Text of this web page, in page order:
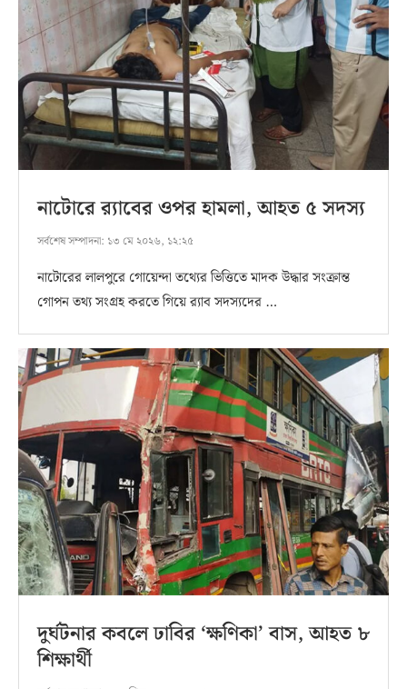
নাটোরে র‍্যাবের ওপর হামলা, আহত ৫ সদস্য
সর্বশেষ সম্পাদনা: ১৩ মে ২০২৬, ১২:২৫
নাটোরের লালপুরে গোয়েন্দা তথ্যের ভিত্তিতে মাদক উদ্ধার সংক্রান্ত
গোপন তথ্য সংগ্রহ করতে গিয়ে র‍্যাব সদস্যদের …
দুর্ঘটনার কবলে ঢাবির ‘ক্ষণিকা’ বাস, আহত ৮
শিক্ষার্থী